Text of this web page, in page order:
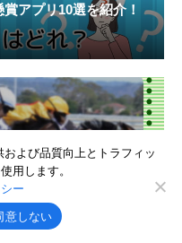
アプリ10選を紹介！
するメリットを詳しく
よび品質向上とトラフィッ
用します。
ー
意しない